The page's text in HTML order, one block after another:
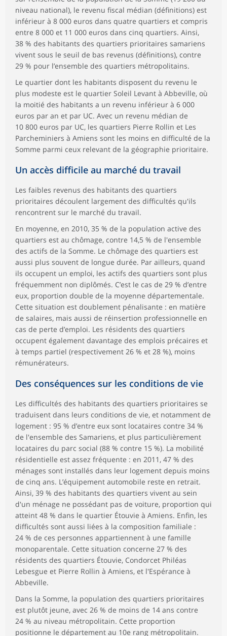
niveau national), le revenu fiscal médian (définitions) est
inférieur à 8 000 euros dans quatre quartiers et compris
entre 8 000 et 11 000 euros dans cinq quartiers. Ainsi,
38 % des habitants des quartiers prioritaires samariens
vivent sous le seuil de bas revenus (définitions), contre
29 % pour l’ensemble des quartiers métropolitains.
Le quartier dont les habitants disposent du revenu le
plus modeste est le quartier Soleil Levant à Abbeville, où
la moitié des habitants a un revenu inférieur à 6 000
euros par an et par UC. Avec un revenu médian de
10 800 euros par UC, les quartiers Pierre Rollin et Les
Parcheminiers à Amiens sont les moins en difficulté de la
Somme parmi ceux relevant de la géographie prioritaire.
Un accès difficile au marché du travail
Les faibles revenus des habitants des quartiers
prioritaires découlent largement des difficultés qu'ils
rencontrent sur le marché du travail.
En moyenne, en 2010, 35 % de la population active des
quartiers est au chômage, contre 14,5 % de l'ensemble
des actifs de la Somme. Le chômage des quartiers est
aussi plus souvent de longue durée. Par ailleurs, quand
ils occupent un emploi, les actifs des quartiers sont plus
fréquemment non diplômés. C’est le cas de 29 % d’entre
eux, proportion double de la moyenne départementale.
Cette situation est doublement pénalisante : en matière
de salaires, mais aussi de réinsertion professionnelle en
cas de perte d’emploi. Les résidents des quartiers
occupent également davantage des emplois précaires et
à temps partiel (respectivement 26 % et 28 %), moins
rémunérateurs.
Des conséquences sur les conditions de vie
Les difficultés des habitants des quartiers prioritaires se
traduisent dans leurs conditions de vie, et notamment de
logement : 95 % d’entre eux sont locataires contre 34 %
de l'ensemble des Samariens, et plus particulièrement
locataires du parc social (88 % contre 15 %). La mobilité
résidentielle est assez fréquente : en 2011, 47 % des
ménages sont installés dans leur logement depuis moins
de cinq ans. L’équipement automobile reste en retrait.
Ainsi, 39 % des habitants des quartiers vivent au sein
d'un ménage ne possédant pas de voiture, proportion qui
atteint 48 % dans le quartier Étouvie à Amiens. Enfin, les
difficultés sont aussi liées à la composition familiale :
24 % de ces personnes appartiennent à une famille
monoparentale. Cette situation concerne 27 % des
résidents des quartiers Étouvie, Condorcet Philéas
Lebesgue et Pierre Rollin à Amiens, et l'Espérance à
Abbeville.
Dans la Somme, la population des quartiers prioritaires
est plutôt jeune, avec 26 % de moins de 14 ans contre
24 % au niveau métropolitain. Cette proportion
positionne le département au 10e rang métropolitain.